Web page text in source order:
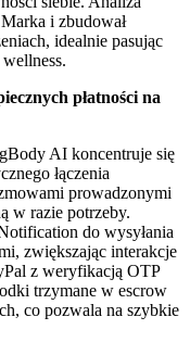
i zbudował
idealnie pasując
płatności na
AI koncentruje się
łączenia
prowadzonymi
w razie potrzeby.
do wysyłania
zwiększając interakcje
z weryfikacją OTP
trzymane w escrow
co pozwala na szybkie